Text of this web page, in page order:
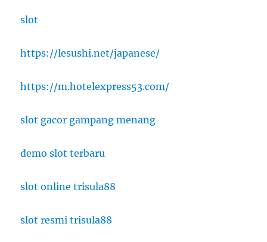
slot
https://lesushi.net/japanese/
https://m.hotelexpress53.com/
slot gacor gampang menang
demo slot terbaru
slot online trisula88
slot resmi trisula88